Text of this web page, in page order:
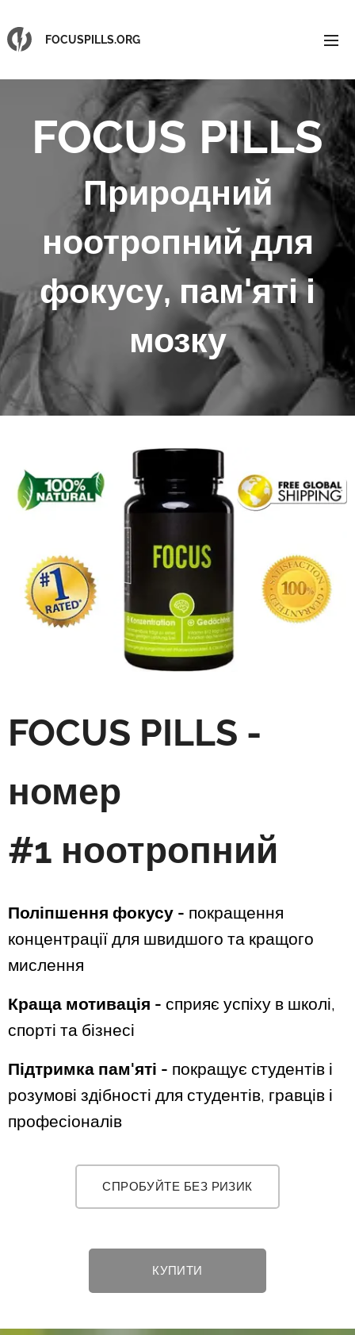
FOCUSPILLS.ORG
FOCUS PILLS
Природний
ноотропний для
фокусу, пам'яті і
мозку
FOCUS PILLS -
номер
#1 ноотропний
Поліпшення фокусу - покращення
концентрації для швидшого та кращого
мислення
Краща мотивація - сприяє успіху в школі,
спорті та бізнесі
Підтримка пам'яті - покращує студентів і
розумові здібності для студентів, гравців і
професіоналів
СПРОБУЙТЕ БЕЗ РИЗИК
КУПИТИ